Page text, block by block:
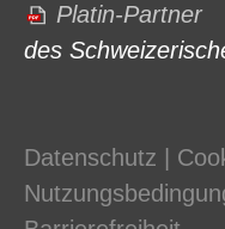
Platin-Partner
des
Datenschutz